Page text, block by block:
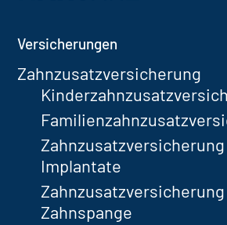
Versicherungen
Zahnzusatzversicherung
Implantate
Zahnspange